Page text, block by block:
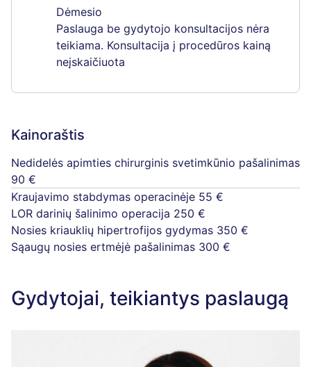
Dėmesio
Paslauga be gydytojo konsultacijos nėra
teikiama. Konsultacija į procedūros kainą
neįskaičiuota
Kainoraštis
Nedidelės apimties chirurginis svetimkūnio pašalinimas
90 €
Kraujavimo stabdymas operacinėje 55 €
LOR darinių šalinimo operacija 250 €
Nosies kriauklių hipertrofijos gydymas 350 €
Sąaugų nosies ertmėjė pašalinimas 300 €
Gydytojai, teikiantys paslaugą